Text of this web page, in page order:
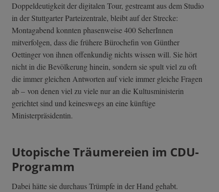
Doppeldeutigkeit der digitalen Tour, gestreamt aus dem Studio
in der Stuttgarter Parteizentrale, bleibt auf der Strecke:
Montagabend konnten phasenweise 400 SeherInnen
mitverfolgen, dass die frühere Bürochefin von Günther
Oettinger von ihnen offenkundig nichts wissen will. Sie hört
nicht in die Bevölkerung hinein, sondern sie spult viel zu oft
die immer gleichen Antworten auf viele immer gleiche Fragen
ab – von denen viel zu viele nur an die Kultusministerin
gerichtet sind und keineswegs an eine künftige
Ministerpräsidentin.
Utopische Träumereien im CDU-
Programm
Dabei hätte sie durchaus Trümpfe in der Hand gehabt.